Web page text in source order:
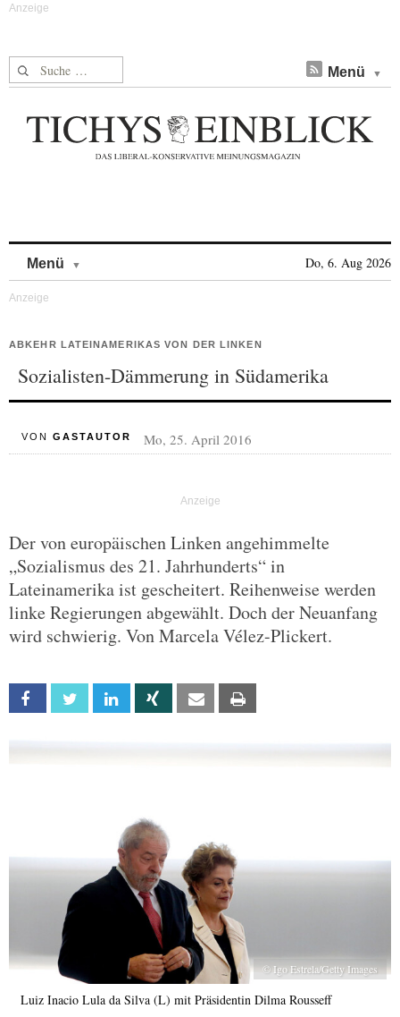
Suche nach: Menü
Menü Do, 6. Aug 2026
ABKEHR LATEINAMERIKAS VON DER LINKEN
Sozialisten-Dämmerung in Südamerika
VON GASTAUTOR Mo, 25. April 2016
Der von europäischen Linken angehimmelte
„Sozialismus des 21. Jahrhunderts“ in
Lateinamerika ist gescheitert. Reihenweise werden
linke Regierungen abgewählt. Doch der Neuanfang
wird schwierig. Von Marcela Vélez-Plickert.
Facebook Twitter Linkedin Xing Email
© Igo Estrela/Getty Images
Luiz Inacio Lula da Silva (L) mit Präsidentin Dilma Rousseff